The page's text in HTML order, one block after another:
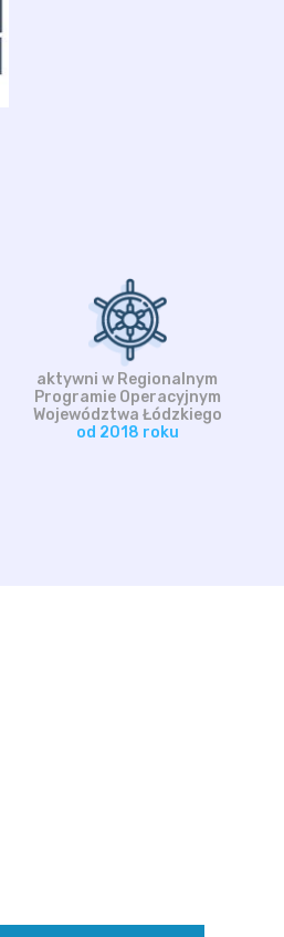
aktywni w Regionalnym
Programie Operacyjnym
Województwa Łódzkiego
od 2018 roku